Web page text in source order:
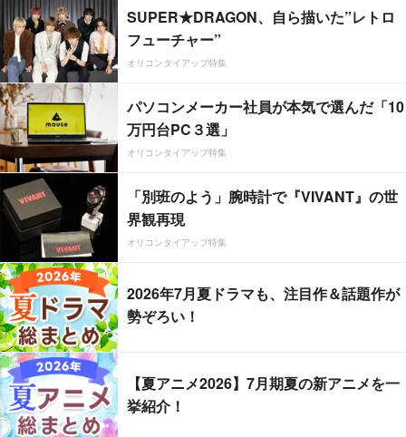
SUPER★DRAGON、自ら描いた”レトロ
フューチャー”
オリコンタイアップ特集
パソコンメーカー社員が本気で選んだ「10
万円台PC３選」
オリコンタイアップ特集
「別班のよう」腕時計で『VIVANT』の世
界観再現
オリコンタイアップ特集
2026年7月夏ドラマも、注目作＆話題作が
勢ぞろい！
【夏アニメ2026】7月期夏の新アニメを一
挙紹介！